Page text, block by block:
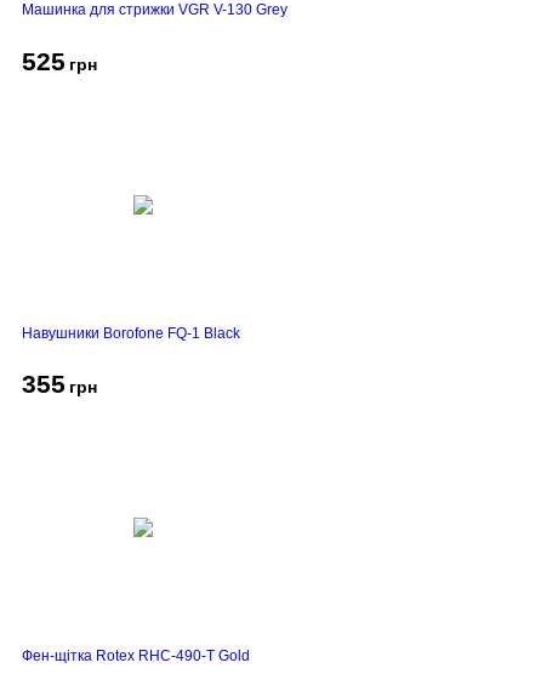
Машинка для стрижки VGR V-130 Grey
525 грн
Навушники Borofone FQ-1 Black
355 грн
Фен-щітка Rotex RHC-490-T Gold